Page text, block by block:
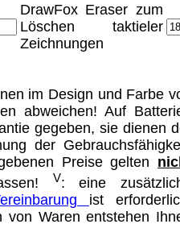
DrawFox Eraser zum
Löschen taktieler
Zeichnungen
im Design und Farbe
abweichen! Auf
gegeben, sie dienen
der
Preise gelten
V: eine
ist
von Waren entstehen